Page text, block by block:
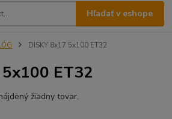
Hľadať v eshope
DISKY 8x17 5x100 ET32
ET32
žiadny tovar.